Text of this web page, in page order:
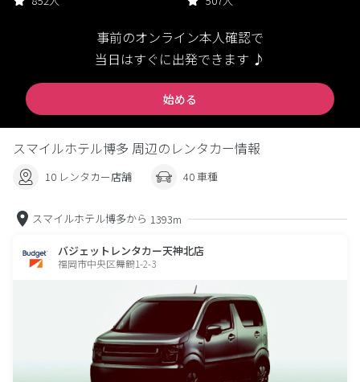
事前のオンライン本人確認で
当日はすぐに出発できます ♪
始める
スマイルホテル博多 周辺のレンタカー情報
10 レンタカー店舗 40 車種
スマイルホテル博多から 1393m
バジェットレンタカー天神北店
福岡市中央区舞鶴1-2-3